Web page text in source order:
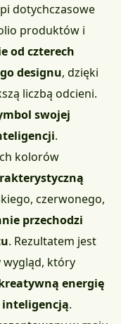
dotychczasowe
produktów i
od czterech
designu, dzięki
liczbą odcieni.
swojej
.
kolorów
czerwonego,
przechodzi
. Rezultatem jest
wygląd, który
energię
inteligencją.